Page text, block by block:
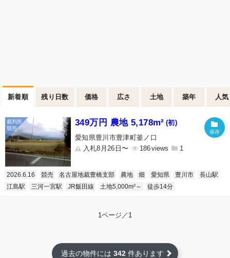
新着順 残り日数 価格 広さ 土地 築年 人気
349万円 農地 5,178m² (初)
愛知県豊川市豊津町釜ノ口
入札8月26日〜
186 1
2026.6.16 競売 名古屋地裁豊橋支部 農地 畑 愛知県 豊川市
長山駅
江島駅
三河一宮駅 JR飯田線 土地5,000m²～ 徒歩14分
1ページ／1
過去の物件には 342 件あります